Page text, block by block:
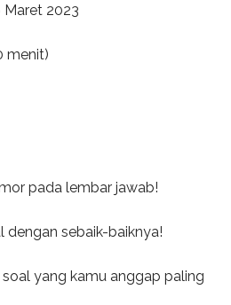
Maret 2023
menit)
pada lembar jawab!
dengan sebaik-baiknya!
soal yang kamu anggap paling